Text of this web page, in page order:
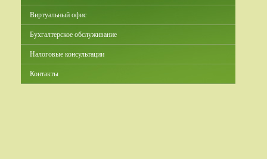
Виртуальный офис
Бухгалтерское обслуживание
Налоговые консультации
Контакты